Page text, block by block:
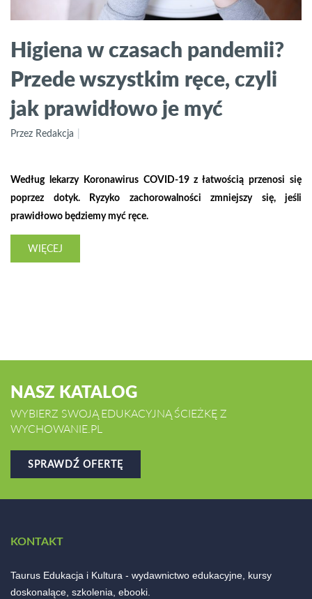
Higiena w czasach pandemii?
Przede wszystkim ręce, czyli
jak prawidłowo je myć
Przez Redakcja
Według lekarzy Koronawirus COVID-19 z łatwością przenosi się
poprzez dotyk. Ryzyko zachorowalności zmniejszy się, jeśli
prawidłowo będziemy myć ręce.
WIĘCEJ
NASZ KATALOG
WYBIERZ SWOJĄ EDUKACYJNĄ ŚCIEŻKĘ Z
WYCHOWANIE.PL
SPRAWDŹ OFERTĘ
KONTAKT
Taurus Edukacja i Kultura - wydawnictwo edukacyjne, kursy
doskonalące, szkolenia, ebooki.